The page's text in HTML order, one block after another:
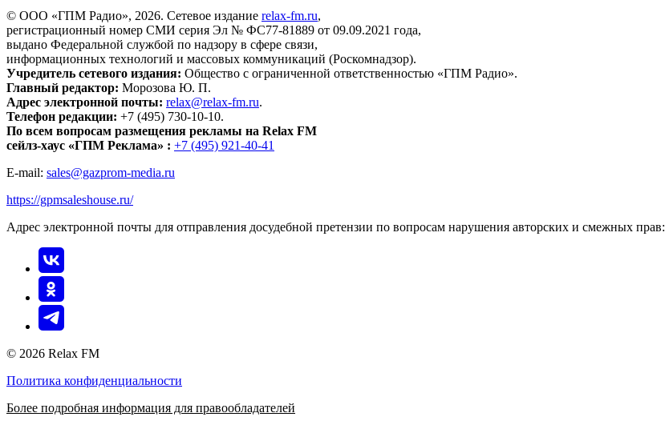
© ООО «ГПМ Радио», 2026. Сетевое издание relax-fm.ru,
регистрационный номер СМИ серия Эл № ФС77-81889 от 09.09.2021 года,
выдано Федеральной службой по надзору в сфере связи,
информационных технологий и массовых коммуникаций (Роскомнадзор).
Учредитель сетевого издания: Общество с ограниченной ответственностью «ГПМ Радио».
Главный редактор: Морозова Ю. П.
Адрес электронной почты: relax@relax-fm.ru.
Телефон редакции: +7 (495) 730-10-10.
По всем вопросам размещения рекламы на Relax FM
сейлз-хаус «ГПМ Реклама» : +7 (495) 921-40-41
E-mail: sales@gazprom-media.ru
https://gpmsaleshouse.ru/
Адрес электронной почты для отправления досудебной претензии по вопросам нарушения авторских и смежных прав:
© 2026 Relax FM
Политика конфиденциальности
Более подробная информация для правообладателей